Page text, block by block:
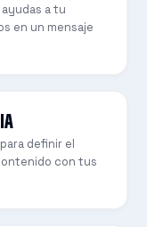
a tu
en un mensaje
definir el
con tus